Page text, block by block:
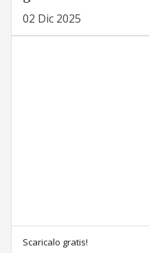
02 Dic 2025
Scaricalo gratis!